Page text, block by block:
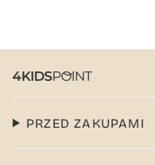
PRZED ZAKUPAMI